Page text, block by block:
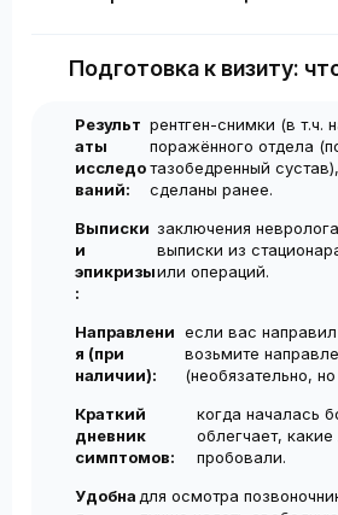
инъекций с интервалом 1 нед.
проводятся по необходимости, не
приём позволяет попасть ко мне
Подготовка к визиту:
Результ
аты
исследо
ваний:
рентген-снимки (в т.ч.
поражённого отдела
тазобедренный
сделаны ранее.
Выписки
и
эпикризы
:
заключения
выписки из
или операций.
Направлени
я (при
наличии):
если вас
возьмите
(необязательно,
Краткий
дневник
симптомов:
когда началась
облегчает,
пробовали.
Удобна для осмотра